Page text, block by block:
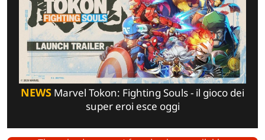
NEWS Marvel Tokon: Fighting Souls - il gioco dei
super eroi esce oggi